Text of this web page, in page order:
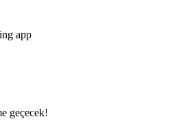
app
geçecek!